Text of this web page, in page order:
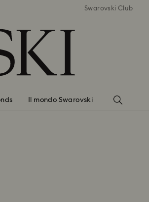
Spedizione standard gratuita
per importi superiori a 99 EUR
Swarovski Club
Il mondo Swarovski